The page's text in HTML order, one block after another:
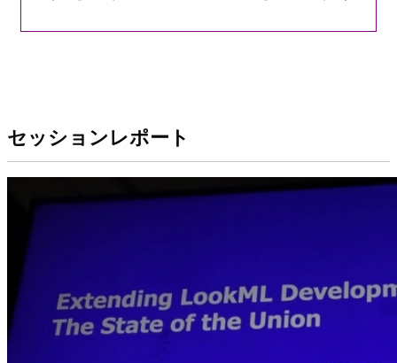
セッションレポート